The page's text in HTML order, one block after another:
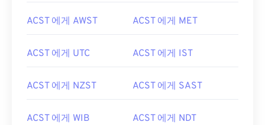
ACST 에게 AWST ACST 에게 MET
ACST 에게 UTC ACST 에게 IST
ACST 에게 NZST ACST 에게 SAST
ACST 에게 WIB ACST 에게 NDT